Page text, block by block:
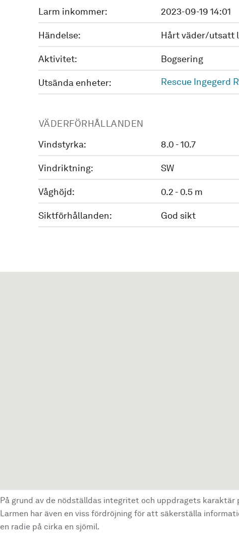
Larm inkommer: 2023-09-19 14:01
Händelse: Hårt väder/utsatt
Aktivitet: Bogsering
Utsända enheter: Rescue Ingegerd
VÄDERFÖRHÅLLANDEN
Vindstyrka:
8.0 - 10.7
Vindriktning: SW
Våghöjd: 0.2 - 0.5 m
Siktförhållanden: God sikt
På grund av de nödställdas integritet och uppdragets karaktär
Larmen har även en viss fördröjning för att säkerställa
en radie på cirka en sjömil.